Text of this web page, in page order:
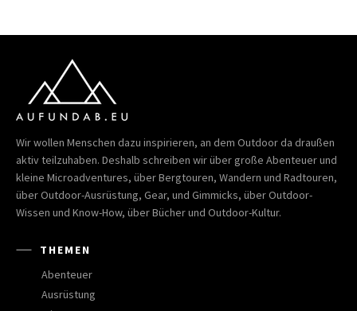
Wir wollen Menschen dazu inspirieren, an dem Outdoor da draußen
aktiv teilzuhaben. Deshalb schreiben wir über große Abenteuer und
kleine Microadventures, über Bergtouren, Wandern und Radtouren,
über Outdoor-Ausrüstung, Gear, und Gimmicks, über Outdoor-
Wissen und Know-How, über Bücher und Outdoor-Kultur.
THEMEN
Abenteuer
Ausrüstung